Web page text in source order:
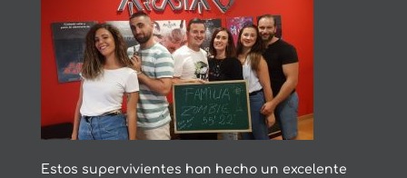
Estos supervivientes han hecho un excelente